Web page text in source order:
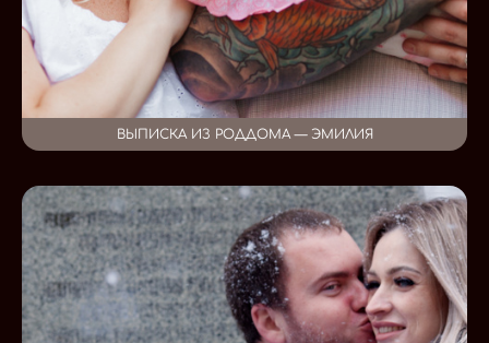
ВЫПИСКА ИЗ РОДДОМА — ЭМИЛИЯ